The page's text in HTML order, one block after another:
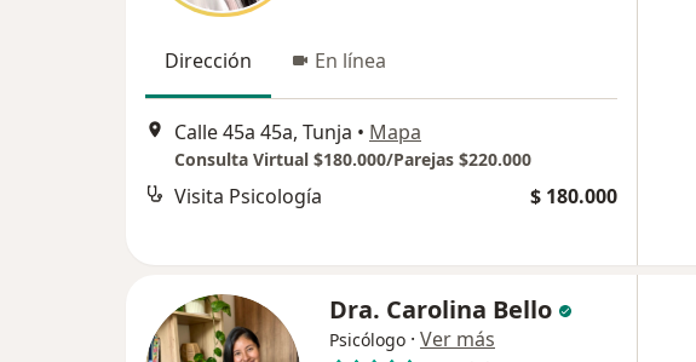
Dirección En línea
Calle 45a 45a, Tunja • Mapa
Consulta Virtual $180.000/Parejas $220.000
Visita Psicología $ 180.000
Dra. Carolina Bello
Psicólogo · Ver más